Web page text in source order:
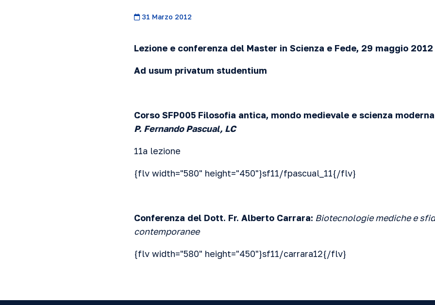
31 Marzo 2012
Lezione e conferenza del Master in Scienza e Fede, 29 maggio 2012
Ad usum privatum studentium
Corso SFP005 Filosofia antica, mondo medievale e scienza moderna
P. Fernando Pascual, LC
11a lezione
{flv width="580" height="450"}sf11/fpascual_11{/flv}
Conferenza del Dott. Fr. Alberto Carrara: Biotecnologie mediche e
contemporanee
{flv width="580" height="450"}sf11/carrara12{/flv}